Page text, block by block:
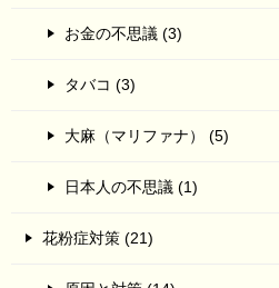
お金の不思議 (3)
タバコ (3)
大麻（マリファナ） (5)
日本人の不思議 (1)
花粉症対策 (21)